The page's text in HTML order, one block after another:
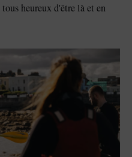
heureux d'être là et en